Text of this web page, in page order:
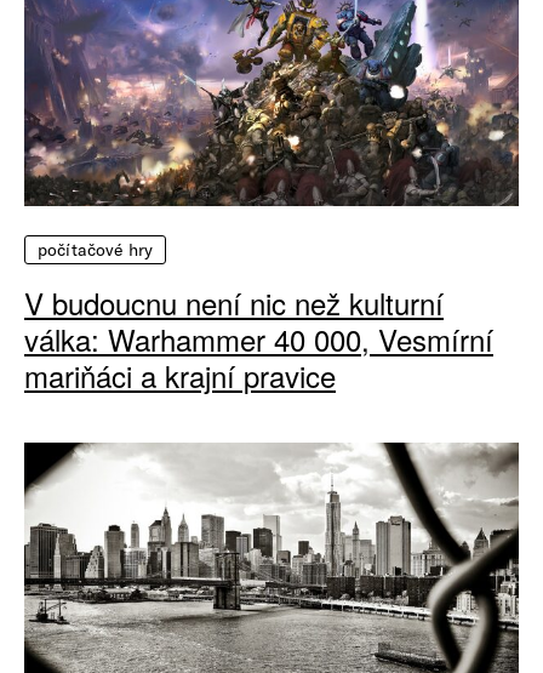
počítačové hry
V budoucnu není nic než kulturní
válka: Warhammer 40 000, Vesmírní
mariňáci a krajní pravice